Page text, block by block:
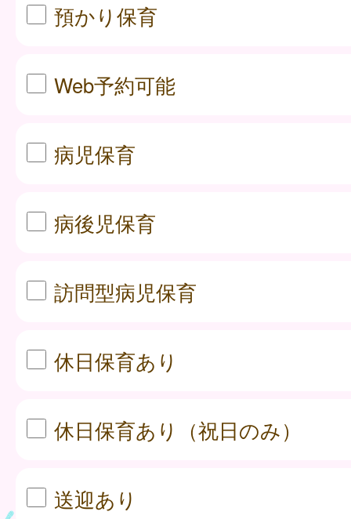
預かり保育
Web予約可能
病児保育
病後児保育
訪問型病児保育
休日保育あり
休日保育あり（祝日のみ）
送迎あり